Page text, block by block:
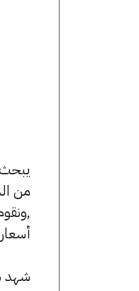
من